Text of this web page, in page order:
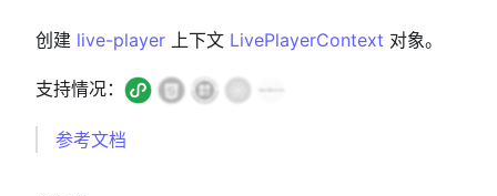
创建 live-player 上下文 LivePlayerContext 对象。
支持情况：
参考文档